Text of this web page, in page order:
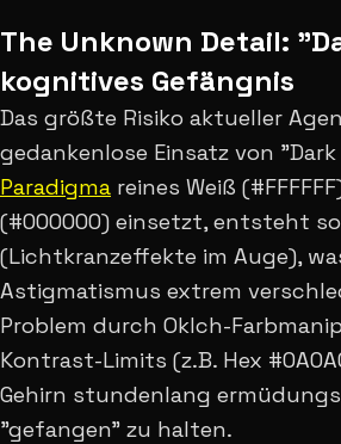
The Unknown Detail:
kognitives Gefängnis
Das größte Risiko aktueller
gedankenlose Einsatz von
Paradigma reines Weiß
(#000000) einsetzt, entsteht
(Lichtkranzeffekte im Auge),
Astigmatismus extrem
Problem durch Oklch-
Kontrast-Limits (z.B. Hex
Gehirn stundenlang
"gefangen" zu halten.